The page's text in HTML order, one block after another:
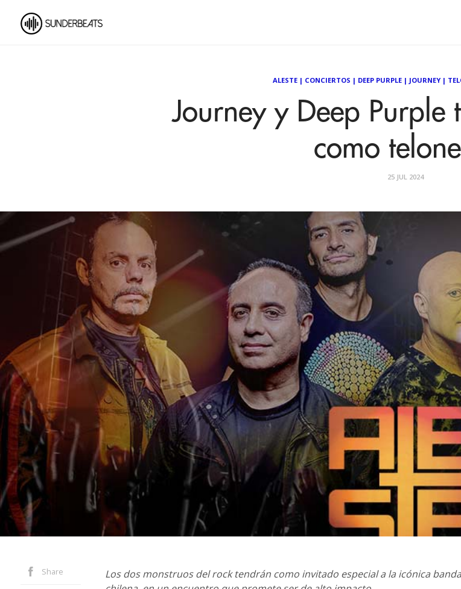
ALESTE| CONCIERTOS | DEEP PURPLE| JOURNEY|
Journey y Deep Purple
como
25 JUL 2024
Share
Los dos monstruos del rock tendrán como invitado especial a la icónica banda